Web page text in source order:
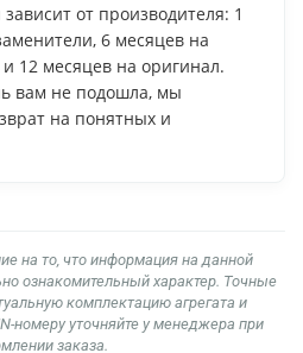
от производителя: 1
6 месяцев на
12 месяцев на оригинал.
вам не подошла, мы
на понятных и
на то, что информация на данной
ознакомительный характер. Точные
комплектацию агрегата и
номеру уточняйте у менеджера при
заказа.